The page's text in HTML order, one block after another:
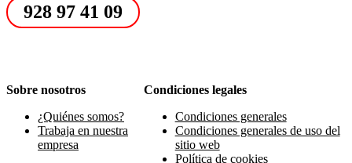
928 97 41 09
Sobre nosotros
¿Quiénes somos?
Trabaja en nuestra
empresa
Condiciones legales
Condiciones generales
Condiciones generales de uso del
sitio web
Política de cookies